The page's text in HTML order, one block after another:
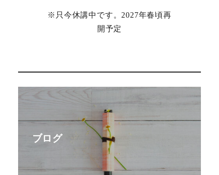
※只今休講中です。2027年春頃再
開予定
ブログ